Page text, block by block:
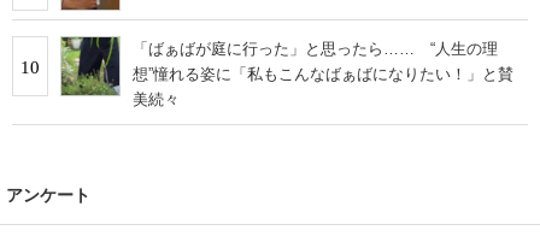
10
「ばぁばが庭に行った」と思ったら…… “人生の理
想”憧れる姿に「私もこんなばぁばになりたい！」と賛
美続々
アンケート